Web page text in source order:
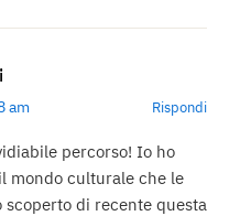
am Rispondi
percorso! Io ho
mondo culturale che le
di recente questa